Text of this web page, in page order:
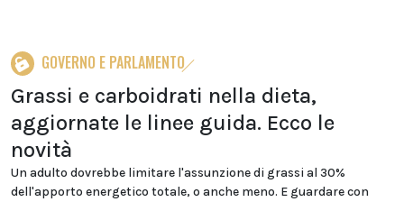
GOVERNO E PARLAMENTO
Grassi e carboidrati nella dieta,
aggiornate le linee guida. Ecco le
novità
Un adulto dovrebbe limitare l'assunzione di grassi al 30%
dell'apporto energetico totale, o anche meno. E guardare con